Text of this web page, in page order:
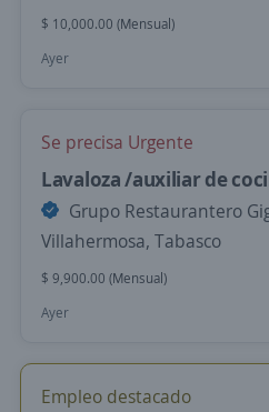
$ 10,000.00 (Mensual)
Ayer
Se precisa Urgente
Lavaloza /auxiliar de
Grupo Restaurantero
Villahermosa, Tabasco
$ 9,900.00 (Mensual)
Ayer
Empleo destacado